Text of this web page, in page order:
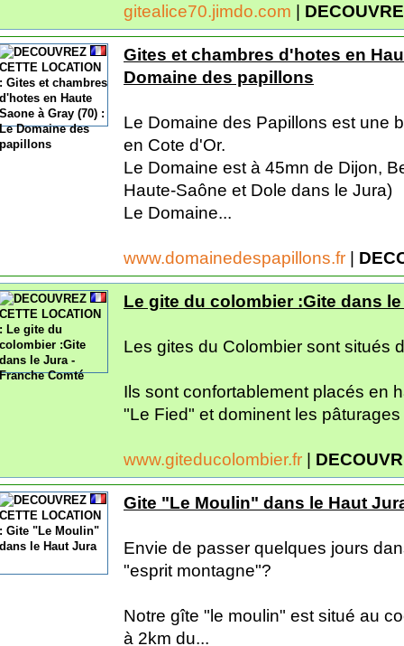
gitealice70.jimdo.com |
Gites et chambres d'hotes en
Domaine des papillons
Le Domaine des Papillons est une
en Cote d'Or.
Le Domaine est à 45mn de Dijon,
Haute-Saône et Dole dans le Jura)
Le Domaine...
www.domainedespapillons.fr |
Le gite du colombier :Gite dans
Les gites du Colombier sont situés
Ils sont confortablement placés en
"Le Fied" et dominent les
www.giteducolombier.fr |
Gite "Le Moulin" dans le Haut
Envie de passer quelques jours
"esprit montagne"?
Notre gîte "le moulin" est situé au
à 2km du...